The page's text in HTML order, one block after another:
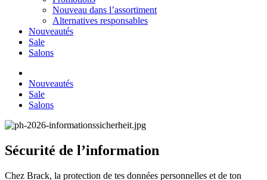
Nouveau dans l’assortiment
Alternatives responsables
Nouveautés
Sale
Salons
Nouveautés
Sale
Salons
Sécurité de l’information
Chez Brack, la protection de tes données personnelles et de ton